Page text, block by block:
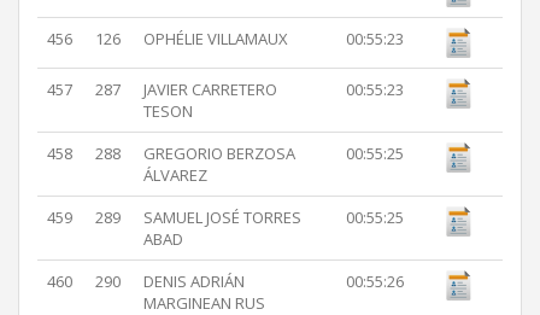
456 126 OPHÉLIE VILLAMAUX 00:55:23
457 287
JAVIER CARRETERO
TESON
00:55:23
458 288
GREGORIO BERZOSA
ÁLVAREZ
00:55:25
459 289
SAMUEL JOSÉ TORRES
ABAD
00:55:25
460 290
DENIS ADRIÁN
MARGINEAN RUS
00:55:26